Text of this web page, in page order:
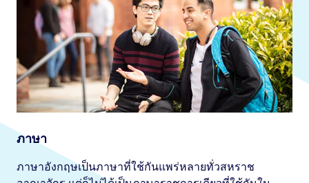
ภาษา
ภาษาอังกฤษเป็นภาษาที่ใช้กันแพร่หลายทั่วสหราช